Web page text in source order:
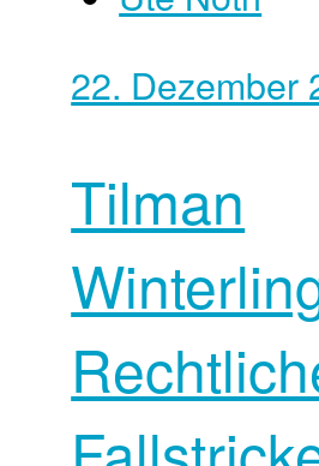
22. Dezember
Tilman